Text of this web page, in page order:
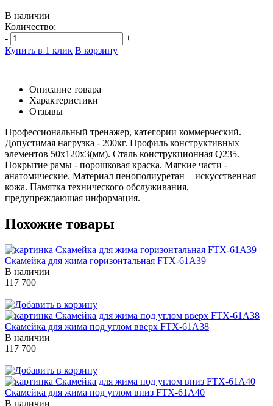
В наличии
Количество:
-
+
Купить в 1 клик В корзину
Описание товара
Характеристики
Отзывы
Профессиональный тренажер, категории коммерческий.
Допустимая нагрузка - 200кг. Профиль конструктивных
элементов 50х120х3(мм). Сталь конструкционная Q235.
Покрытие рамы - порошковая краска. Мягкие части -
анатомические. Материал пенополиуретан + искусственная
кожа. Памятка технического обслуживания,
предупреждающая информация.
Похожие товары
Скамейка для жима горизонтальная FTX-61A39
В наличии
117 700
Скамейка для жима под углом вверх FTX-61A38
В наличии
117 700
Скамейка для жима под углом вниз FTX-61A40
В наличии